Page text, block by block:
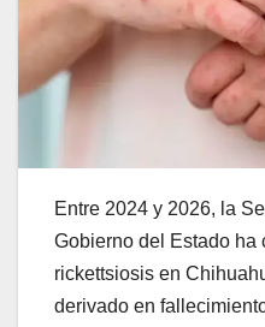
Entre 2024 y 2026, la
Gobierno del Estado ha
rickettsiosis en
derivado en